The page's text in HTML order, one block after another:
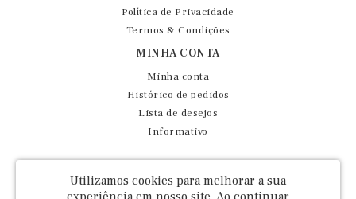
Política de Privacidade
Termos & Condições
MINHA CONTA
Minha conta
Histórico de pedidos
Lista de desejos
Informativo
Fernando Maluhy Cia Ltda - CNPJ: 60.458.825/0001-86
Rua Dr Euclydes da Cunha, 47 - Brás - São Paulo / SP - CEP 03016-030
Utilizamos cookies para melhorar a sua